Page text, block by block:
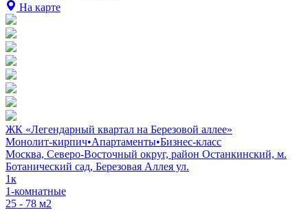
На карте
ЖК «Легендарный квартал на Березовой аллее»
Монолит-кирпич•Апартаменты•Бизнес-класс
Москва, Северо-Восточный округ, район Останкинский, м.
Ботанический сад, Березовая Аллея ул.
1к
1-комнатные
25 - 78 м2